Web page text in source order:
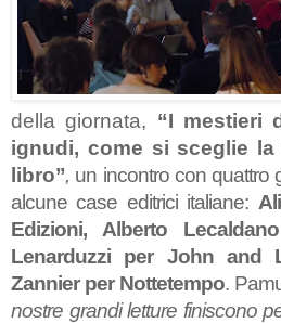
della giornata, “I mestieri
ignudi, come si sceglie
libro”, un incontro con quattro
alcune case editrici italiane:
Edizioni, Alberto
Lenarduzzi per John and
Zannier per Nottetempo.
nostre grandi letture finiscono